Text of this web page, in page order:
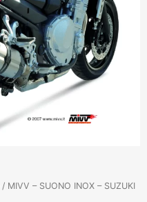
/ MIVV – SUONO INOX – SUZUKI